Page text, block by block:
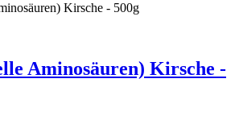
Aminosäuren) Kirsche -